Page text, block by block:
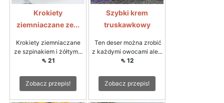
Krokiety
ziemniaczane ze...
Krokiety ziemniaczane
ze szpinakiem i żółtym...
⇖ 21
Zobacz przepis!
Szybki krem
truskawkowy
Ten deser można zrobić
z każdymi owocami ale...
⇖ 12
Zobacz przepis!